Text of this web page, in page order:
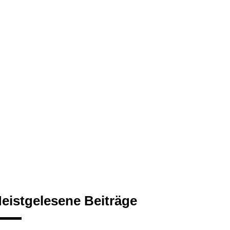
Beiträge